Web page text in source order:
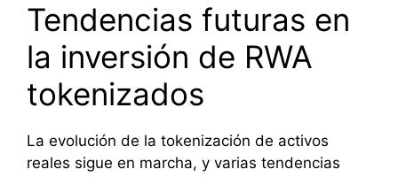
Tendencias futuras en
la inversión de RWA
tokenizados
La evolución de la tokenización de activos
reales sigue en marcha, y varias tendencias